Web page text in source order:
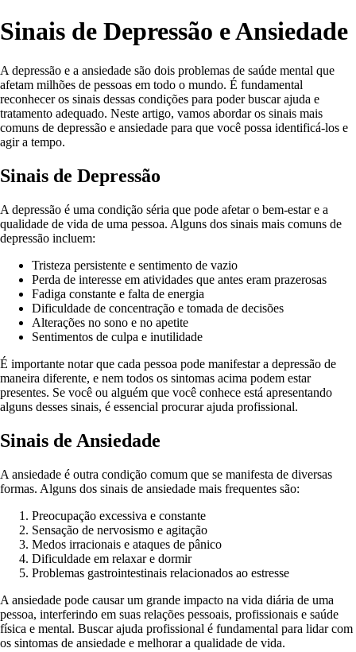
Sinais de Depressão e Ansiedade
A depressão e a ansiedade são dois problemas de saúde mental que
afetam milhões de pessoas em todo o mundo. É fundamental
reconhecer os sinais dessas condições para poder buscar ajuda e
tratamento adequado. Neste artigo, vamos abordar os sinais mais
comuns de depressão e ansiedade para que você possa identificá-los e
agir a tempo.
Sinais de Depressão
A depressão é uma condição séria que pode afetar o bem-estar e a
qualidade de vida de uma pessoa. Alguns dos sinais mais comuns de
depressão incluem:
Tristeza persistente e sentimento de vazio
Perda de interesse em atividades que antes eram prazerosas
Fadiga constante e falta de energia
Dificuldade de concentração e tomada de decisões
Alterações no sono e no apetite
Sentimentos de culpa e inutilidade
É importante notar que cada pessoa pode manifestar a depressão de
maneira diferente, e nem todos os sintomas acima podem estar
presentes. Se você ou alguém que você conhece está apresentando
alguns desses sinais, é essencial procurar ajuda profissional.
Sinais de Ansiedade
A ansiedade é outra condição comum que se manifesta de diversas
formas. Alguns dos sinais de ansiedade mais frequentes são:
Preocupação excessiva e constante
Sensação de nervosismo e agitação
Medos irracionais e ataques de pânico
Dificuldade em relaxar e dormir
Problemas gastrointestinais relacionados ao estresse
A ansiedade pode causar um grande impacto na vida diária de uma
pessoa, interferindo em suas relações pessoais, profissionais e saúde
física e mental. Buscar ajuda profissional é fundamental para lidar com
os sintomas de ansiedade e melhorar a qualidade de vida.